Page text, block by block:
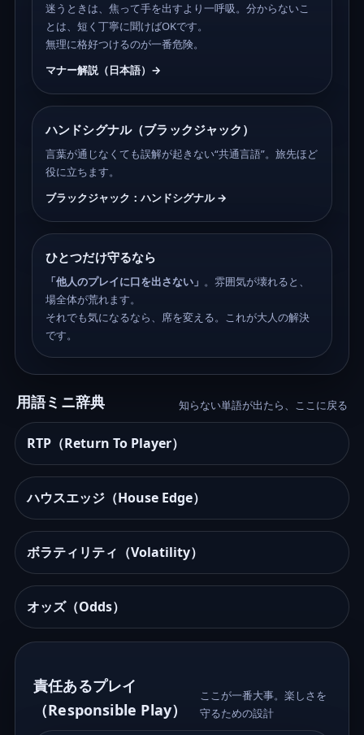
迷うときは、焦って手を出すより一呼吸。分からないこ
とは、短く丁寧に聞けばOKです。
無理に格好つけるのが一番危険。
マナー解説（日本語）→
ハンドシグナル（ブラックジャック）
言葉が通じなくても誤解が起きない“共通言語”。旅先ほど
役に立ちます。
ブラックジャック：ハンドシグナル →
ひとつだけ守るなら
「他人のプレイに口を出さない」 。雰囲気が壊れると、
場全体が荒れます。
それでも気になるなら、席を変える。これが大人の解決
です。
用語ミニ辞典 知らない単語が出たら、ここに戻る
RTP（Return To Player）
ハウスエッジ（House Edge）
ボラティリティ（Volatility）
オッズ（Odds）
責任あるプレイ
（Responsible Play）
ここが一番大事。楽しさを
守るための設計